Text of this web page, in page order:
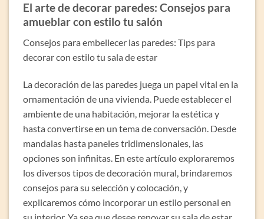
El arte de decorar paredes: Consejos para
amueblar con estilo tu salón
Consejos para embellecer las paredes: Tips para
decorar con estilo tu sala de estar
La decoración de las paredes juega un papel vital en la
ornamentación de una vivienda. Puede establecer el
ambiente de una habitación, mejorar la estética y
hasta convertirse en un tema de conversación. Desde
mandalas hasta paneles tridimensionales, las
opciones son infinitas. En este artículo exploraremos
los diversos tipos de decoración mural, brindaremos
consejos para su selección y colocación, y
explicaremos cómo incorporar un estilo personal en
su interior. Ya sea que desee renovar su sala de estar,